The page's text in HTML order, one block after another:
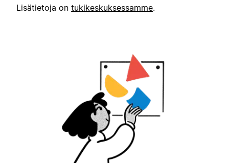
Lisätietoja on tukikeskuksessamme.